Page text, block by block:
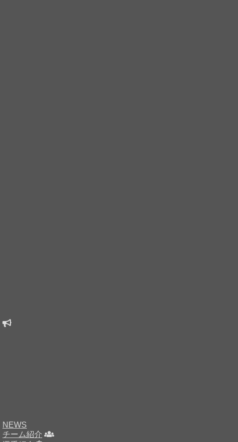
NEWS
チーム紹介